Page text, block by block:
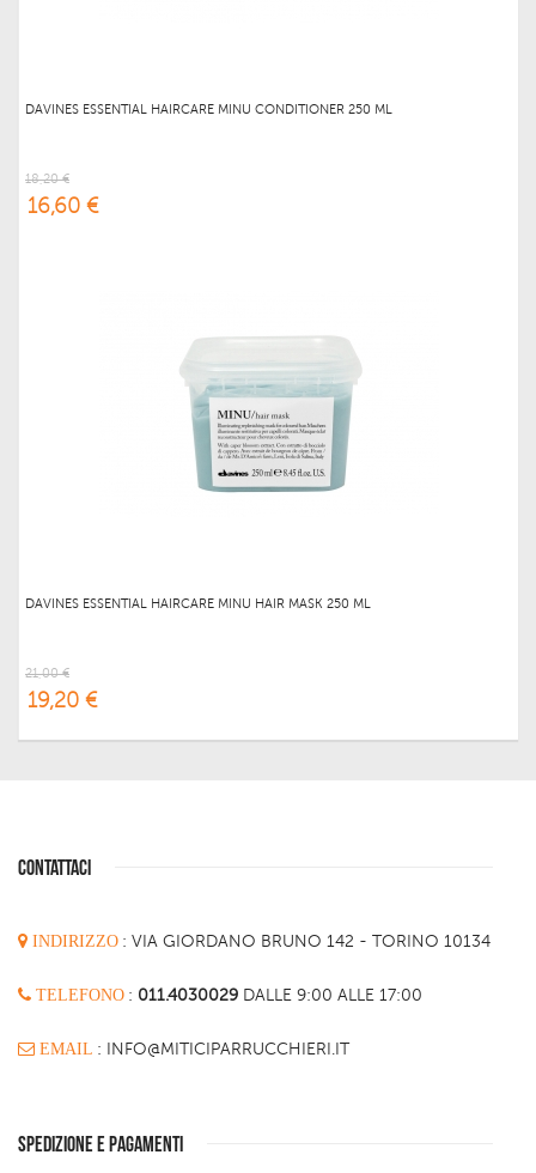
DAVINES ESSENTIAL HAIRCARE MINU CONDITIONER 250 ML
18,20 €
16,60 €
DAVINES ESSENTIAL HAIRCARE MINU HAIR MASK 250 ML
21,00 €
19,20 €
CONTATTACI
INDIRIZZO : VIA GIORDANO BRUNO 142 - TORINO 10134
TELEFONO : 011.4030029 DALLE 9:00 ALLE 17:00
EMAIL : INFO@MITICIPARRUCCHIERI.IT
SPEDIZIONE E PAGAMENTI